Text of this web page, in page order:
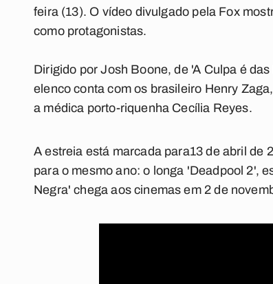
feira (13). O vídeo divulgado pela Fox
como protagonistas.
Dirigido por Josh Boone, de 'A Culpa é
elenco conta com os brasileiro Henry
a médica porto-riquenha Cecília Reyes.
A estreia está marcada para13 de abril de
para o mesmo ano: o longa 'Deadpool 2',
Negra' chega aos cinemas em 2 de